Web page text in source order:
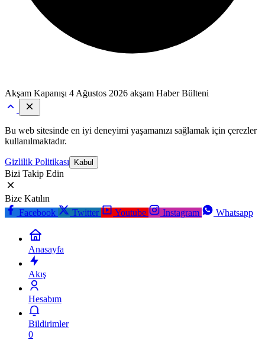
Akşam Kapanışı 4 Ağustos 2026 akşam Haber Bülteni
Bu web sitesinde en iyi deneyimi yaşamanızı sağlamak için çerezler
kullanılmaktadır.
Gizlilik Politikası Kabul
Bizi Takip Edin
Bize Katılın
Facebook
Twitter Youtube Instagram Whatsapp
Anasayfa
Akış
Hesabım
Bildirimler
0